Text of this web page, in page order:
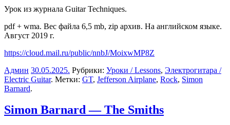
Урок из журнала Guitar Techniques.
pdf + wma. Вес файла 6,5 mb, zip архив. На английском языке.
Август 2019 г.
https://cloud.mail.ru/public/nnbJ/MoixwMP8Z
Админ 30.05.2025. Рубрики: Уроки / Lessons, Электрогитара /
Electric Guitar. Метки: GT, Jefferson Airplane, Rock, Simon
Barnard.
Simon Barnard — The Smiths